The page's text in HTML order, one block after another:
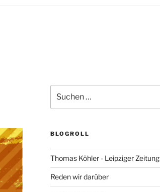
nach:
BLOGROLL
Thomas Köhler - Leipziger Zeitung
Reden wir darüber